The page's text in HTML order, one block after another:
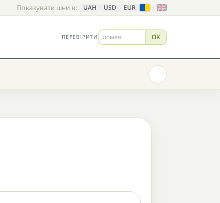
Показувати ціни в: UAH USD EUR /
ПЕРЕВІРИТИ OK